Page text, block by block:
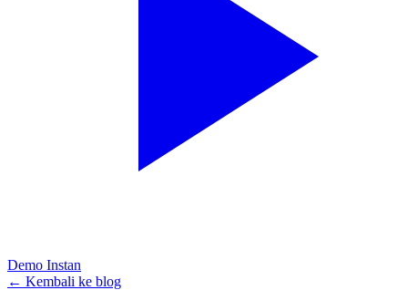
Demo Instan
← Kembali ke blog